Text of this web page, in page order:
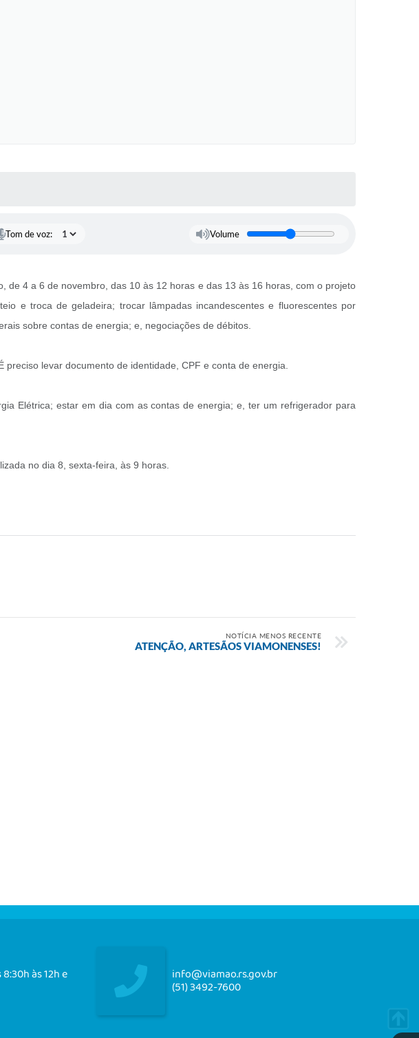
Tom de voz: Volume
de 4 a 6 de novembro, das 10 às 12 horas e das 13 às 16 horas, com o projeto
e troca de geladeira; trocar lâmpadas incandescentes e fluorescentes por
sobre contas de energia; e, negociações de débitos.
levar documento de identidade, CPF e conta de energia.
Elétrica; estar em dia com as contas de energia; e, ter um refrigerador para
no dia 8, sexta-feira, às 9 horas.
NOTÍCIA MENOS RECENTE
ATENÇÃO, ARTESÃOS VIAMONENSES!
às 12h e info@viamao.rs.gov.br
(51) 3492-7600